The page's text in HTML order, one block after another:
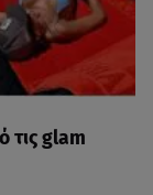
τις glam